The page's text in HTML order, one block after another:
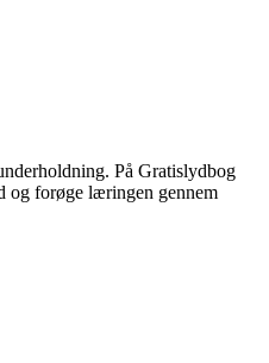
På Gratislydbog
og forøge læringen gennem